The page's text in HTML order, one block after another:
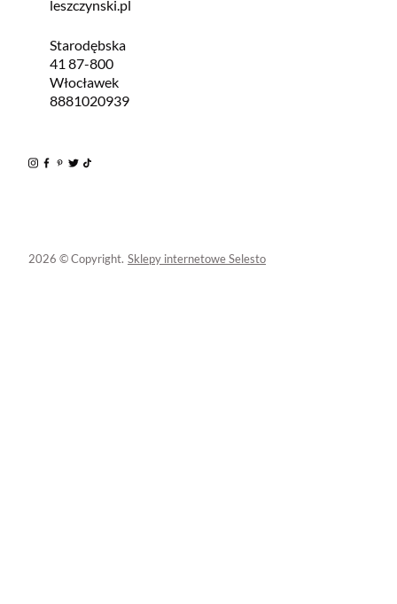
leszczynski.pl
Starodębska
41 87-800
Włocławek
8881020939
2026 © Copyright. Sklepy internetowe Selesto